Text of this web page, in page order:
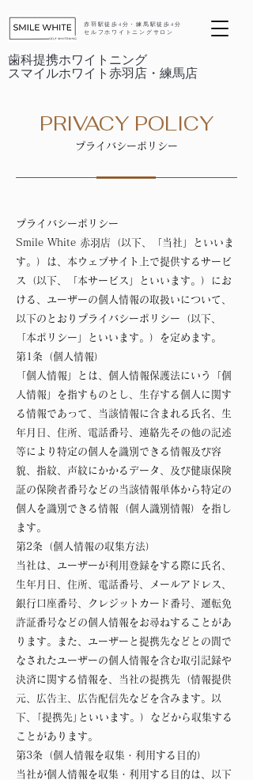
歯科提携ホワイトニング
スマイルホワイト赤羽店・練馬店
赤羽駅徒歩4分・練馬駅徒歩4分
セルフホワイトニングサロン
PRIVACY POLICY
プライバシーポリシー
プライバシーポリシー
Smile White 赤羽店（以下、「当社」といいま
す。）は、本ウェブサイト上で提供するサービ
ス（以下、「本サービス」といいます。）にお
ける、ユーザーの個人情報の取扱いについて、
以下のとおりプライバシーポリシー（以下、
「本ポリシー」といいます。）を定めます。
第1条（個人情報）
「個人情報」とは、個人情報保護法にいう「個
人情報」を指すものとし、生存する個人に関す
る情報であって、当該情報に含まれる氏名、生
年月日、住所、電話番号、連絡先その他の記述
等により特定の個人を識別できる情報及び容
貌、指紋、声紋にかかるデータ、及び健康保険
証の保険者番号などの当該情報単体から特定の
個人を識別できる情報（個人識別情報）を指し
ます。
第2条（個人情報の収集方法）
当社は、ユーザーが利用登録をする際に氏名、
生年月日、住所、電話番号、メールアドレス、
銀行口座番号、クレジットカード番号、運転免
許証番号などの個人情報をお尋ねすることがあ
ります。また、ユーザーと提携先などとの間で
なされたユーザーの個人情報を含む取引記録や
決済に関する情報を、当社の提携先（情報提供
元、広告主、広告配信先などを含みます。以
下、｢提携先｣といいます。）などから収集する
ことがあります。
第3条（個人情報を収集・利用する目的）
当社が個人情報を収集・利用する目的は、以下